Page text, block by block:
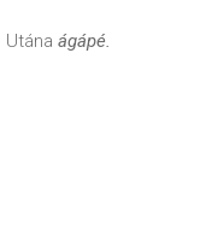
Utána ágápé.